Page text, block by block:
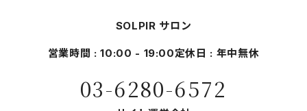
SOLPIR サロン
営業時間 : 10:00 - 19:00定休日 : 年中無休
03-6280-6572